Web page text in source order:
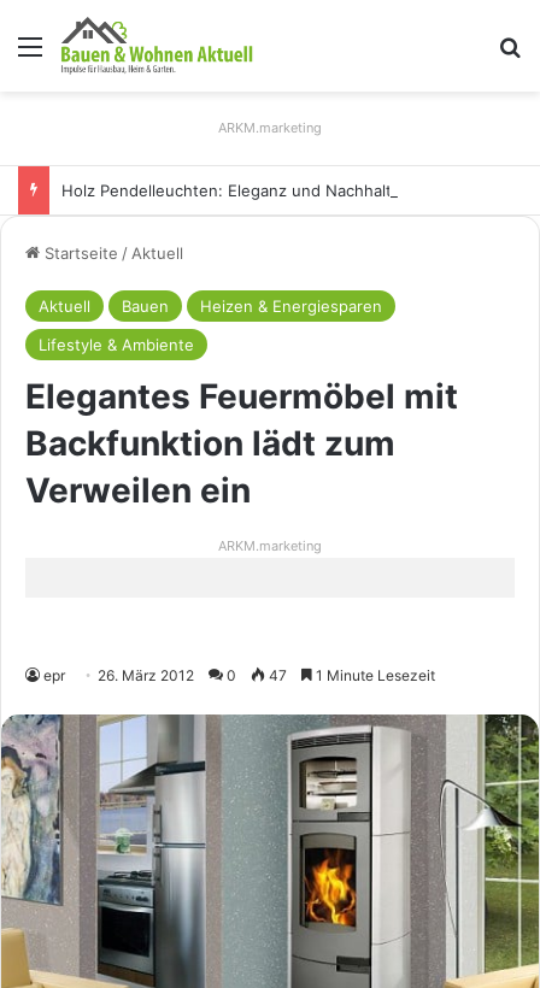
Menü
ARKM.marketing
Startseite / Aktuell
Aktuell Bauen
Heizen & Energiesparen
Lifestyle & Ambiente
Elegantes Feuermöbel mit
Backfunktion lädt zum
Verweilen ein
ARKM.marketing
epr 26. März 2012 0 47 1 Minute Lesezeit